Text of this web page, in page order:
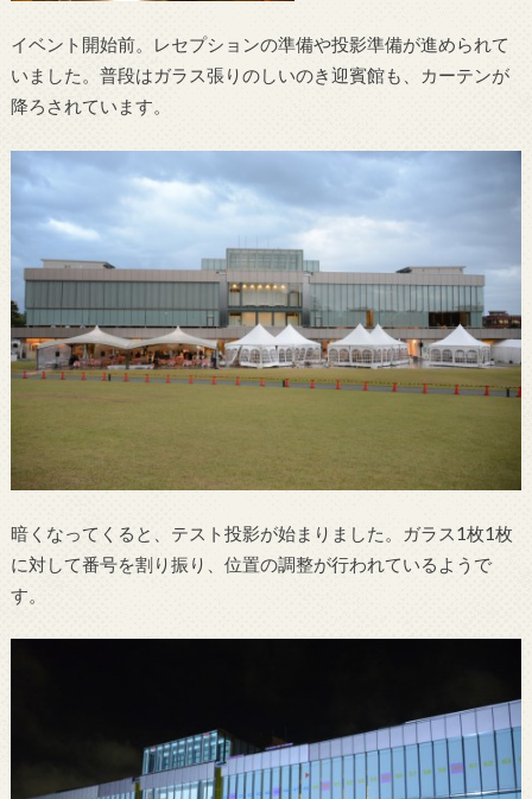
イベント開始前。レセプションの準備や投影準備が進められて
いました。普段はガラス張りのしいのき迎賓館も、カーテンが
降ろされています。
暗くなってくると、テスト投影が始まりました。ガラス1枚1枚
に対して番号を割り振り、位置の調整が行われているようで
す。